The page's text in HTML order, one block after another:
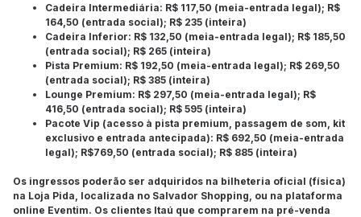
Cadeira Intermediária: R$ 117,50 (meia-entrada legal); R$
164,50 (entrada social); R$ 235 (inteira)
Cadeira Inferior: R$ 132,50 (meia-entrada legal); R$ 185,50
(entrada social); R$ 265 (inteira)
Pista Premium: R$ 192,50 (meia-entrada legal); R$ 269,50
(entrada social); R$ 385 (inteira)
Lounge Premium: R$ 297,50 (meia-entrada legal); R$
416,50 (entrada social); R$ 595 (inteira)
Pacote Vip (acesso à pista premium, passagem de som, kit
exclusivo e entrada antecipada): R$ 692,50 (meia-entrada
legal); R$769,50 (entrada social); R$ 885 (inteira)
Os ingressos poderão ser adquiridos na bilheteria oficial (física)
na Loja Pida, localizada no Salvador Shopping, ou na plataforma
online Eventim. Os clientes Itaú que comprarem na pré-venda